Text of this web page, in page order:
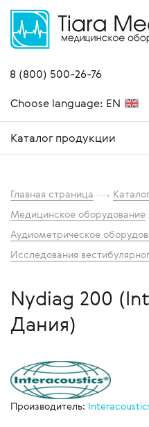
8 (800) 500-26-76
Choose language: EN
Каталог продукции
Главная страница
Медицинское оборудование
Аудиометрическое
Исследования
Nydiag 200
Дания)
Производитель: